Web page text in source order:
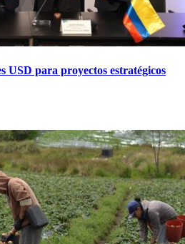
USD para proyectos estratégicos